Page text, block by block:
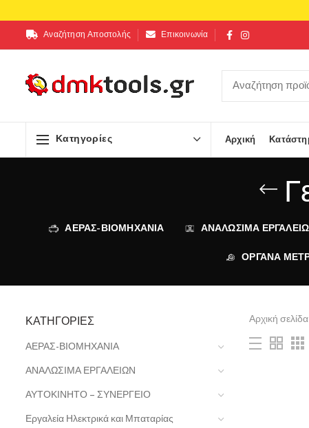
Αναζήτηση Αποστολής Επικοινωνία
Κατηγορίες Αρχική
ΑΕΡΑΣ-ΒΙΟΜΗΧΑΝΙΑ ΑΝΑΛΩΣΙΜΑ
ΟΡΓΑΝΑ
ΚΑΤΗΓΟΡΊΕΣ
ΑΕΡΑΣ-ΒΙΟΜΗΧΑΝΙΑ
ΑΝΑΛΩΣΙΜΑ ΕΡΓΑΛΕΙΩΝ
ΑΥΤΟΚΙΝΗΤΟ – ΣΥΝΕΡΓΕΙΟ
Εργαλεία Ηλεκτρικά και Μπαταρίας
Αρχική σελίδα